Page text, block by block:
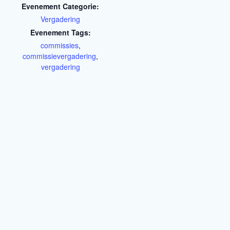
Evenement Categorie:
Vergadering
Evenement Tags:
commissies,
commissievergadering,
vergadering